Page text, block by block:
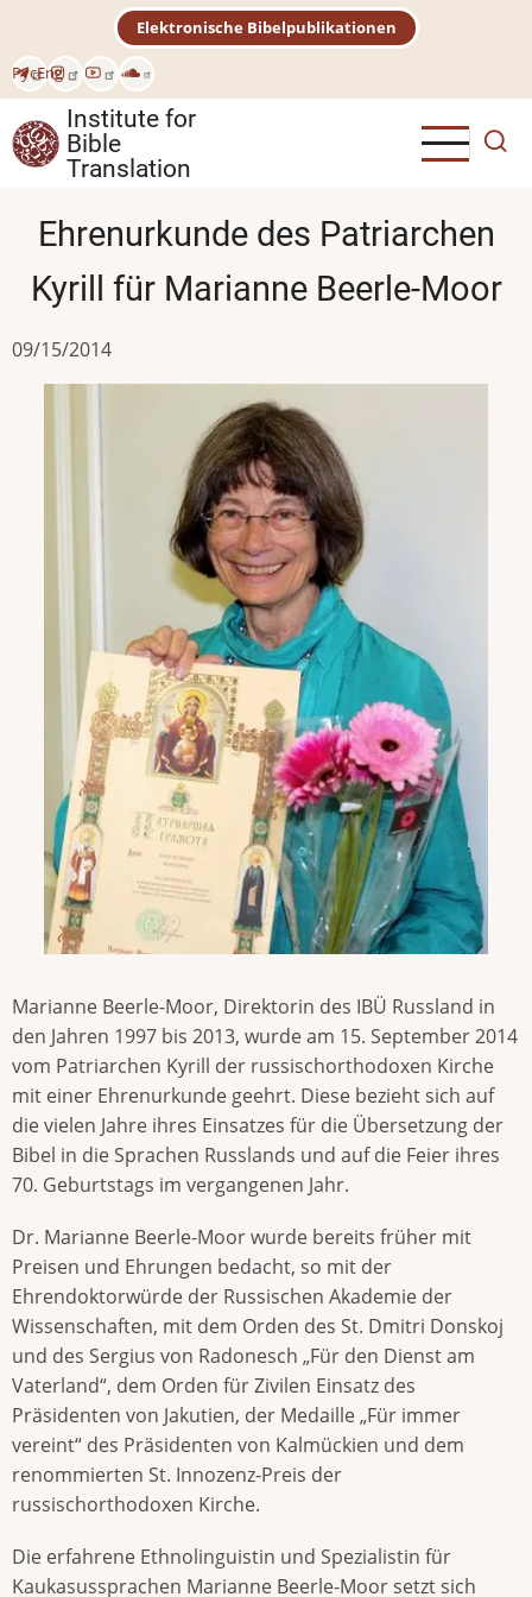
main
content
РусEng
Elektronische Bibelpublikationen
Institute for
Bible
Translation
Ehrenurkunde des Patriarchen
Kyrill für Marianne Beerle-Moor
09/15/2014
Marianne Beerle-Moor, Direktorin des IBÜ Russland in
den Jahren 1997 bis 2013, wurde am 15. September 2014
vom Patriarchen Kyrill der russischorthodoxen Kirche
mit einer Ehrenurkunde geehrt. Diese bezieht sich auf
die vielen Jahre ihres Einsatzes für die Übersetzung der
Bibel in die Sprachen Russlands und auf die Feier ihres
70. Geburtstags im vergangenen Jahr.
Dr. Marianne Beerle-Moor wurde bereits früher mit
Preisen und Ehrungen bedacht, so mit der
Ehrendoktorwürde der Russischen Akademie der
Wissenschaften, mit dem Orden des St. Dmitri Donskoj
und des Sergius von Radonesch „Für den Dienst am
Vaterland“, dem Orden für Zivilen Einsatz des
Präsidenten von Jakutien, der Medaille „Für immer
vereint“ des Präsidenten von Kalmückien und dem
renommierten St. Innozenz-Preis der
russischorthodoxen Kirche.
Die erfahrene Ethnolinguistin und Spezialistin für
Kaukasussprachen Marianne Beerle-Moor setzt sich